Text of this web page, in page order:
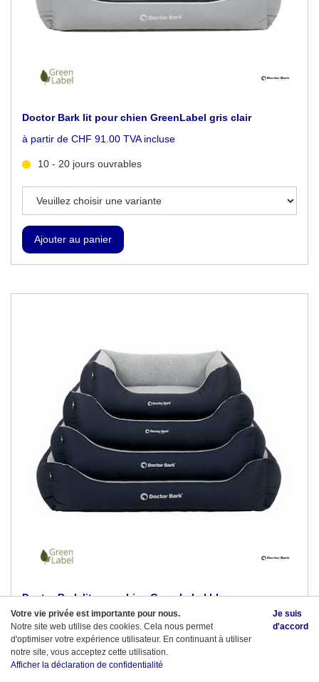
Doctor Bark lit pour chien GreenLabel gris clair
à partir de CHF 91.00 TVA incluse
10 - 20 jours ouvrables
Doctor Bark lit pour chien GreenLabel bleu
à partir de CHF 91.00 TVA incluse
1 - 3 jours ouvrables
Votre vie privée est importante pour nous.
Notre site web utilise des cookies. Cela nous permet
d'optimiser votre expérience utilisateur. En continuant à utiliser
notre site, vous acceptez cette utilisation.
Afficher la déclaration de confidentialité
Je suis
d'accord